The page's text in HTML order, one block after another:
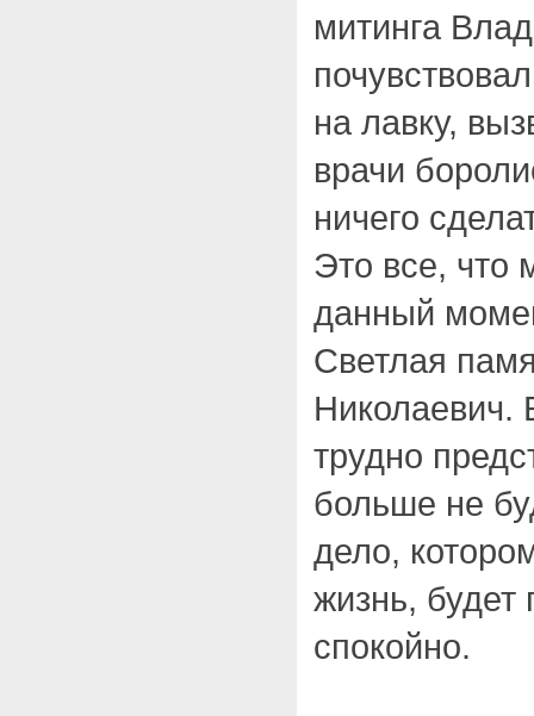
митинга
на лавку,
врачи
ничего
Это все, что
данный
Светлая
Николаевич.
трудно
больше не
дело,
жизнь,
спокойно.